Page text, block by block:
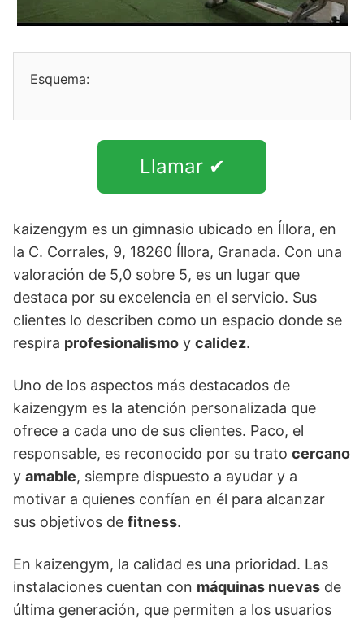
Esquema:
Llamar ✔
kaizengym es un gimnasio ubicado en Íllora, en
la C. Corrales, 9, 18260 Íllora, Granada. Con una
valoración de 5,0 sobre 5, es un lugar que
destaca por su excelencia en el servicio. Sus
clientes lo describen como un espacio donde se
respira profesionalismo y calidez.
Uno de los aspectos más destacados de
kaizengym es la atención personalizada que
ofrece a cada uno de sus clientes. Paco, el
responsable, es reconocido por su trato cercano
y amable, siempre dispuesto a ayudar y a
motivar a quienes confían en él para alcanzar
sus objetivos de fitness.
En kaizengym, la calidad es una prioridad. Las
instalaciones cuentan con máquinas nuevas de
última generación, que permiten a los usuarios